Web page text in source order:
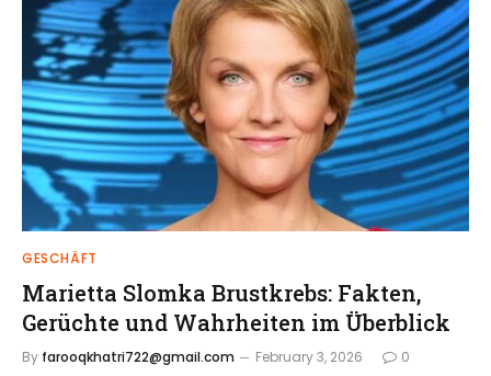
GESCHÄFT
Marietta Slomka Brustkrebs: Fakten,
Gerüchte und Wahrheiten im Überblick
By farooqkhatri722@gmail.com February 3, 2026 0